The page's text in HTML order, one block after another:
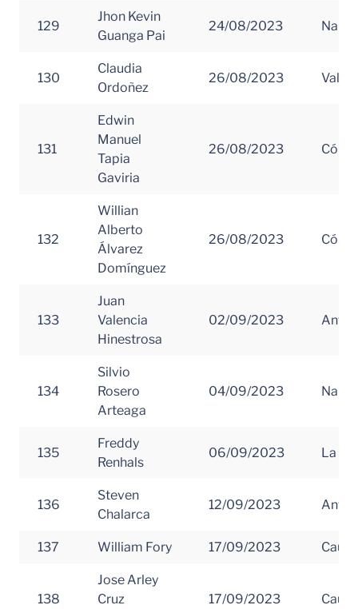
129
Jhon Kevin
Guanga Pai
24/08/2023
130
Claudia
Ordoñez
26/08/2023 Valle
131
Edwin
Manuel
Tapia
Gaviria
26/08/2023
132
Willian
Alberto
Álvarez
Domínguez
26/08/2023
133
Juan
Valencia
Hinestrosa
02/09/2023
134
Silvio
Rosero
Arteaga
04/09/2023
135
Freddy
Renhals
06/09/2023 La
136
Steven
Chalarca
12/09/2023
137 William Fory 17/09/2023
138
Jose Arley
Cruz
17/09/2023